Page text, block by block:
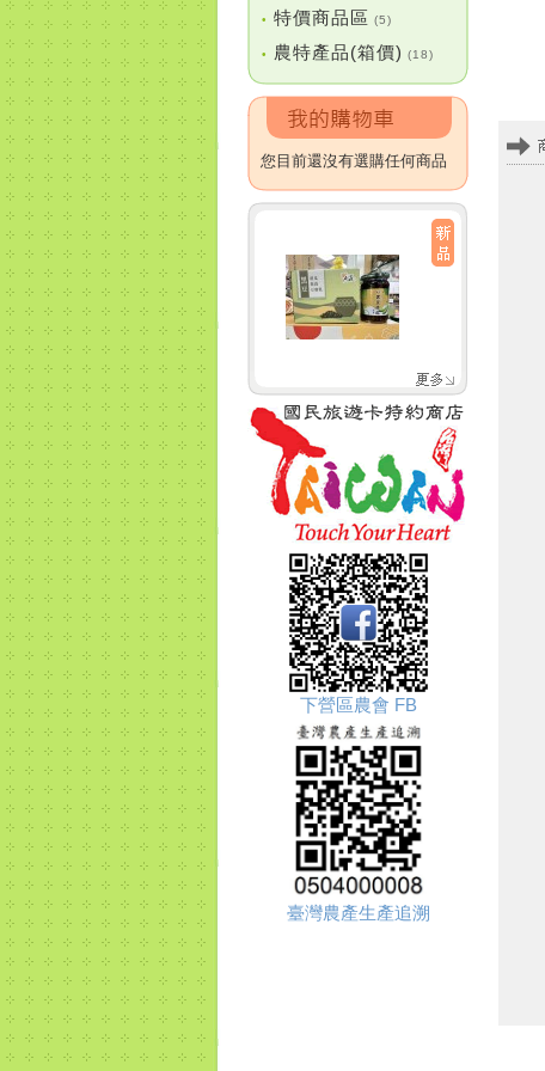
• 特價商品區 (5)
• 農特產品(箱價) (18)
您目前還沒有選購任何商品
下營區農會 FB
臺灣農產生產追溯